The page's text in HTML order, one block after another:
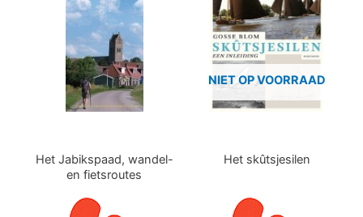
Het Jabikspaad, wandel-
en fietsroutes
NIET OP VOORRAAD
Het skûtsjesilen